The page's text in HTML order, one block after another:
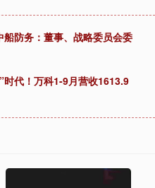
防务：董事、战略委员会委
时代！万科1-9月营收1613.9